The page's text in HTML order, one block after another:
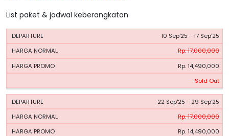
List paket & jadwal keberangkatan
PERIODE
HARGA
10 Sep'25 - 17 Sep'25
Rp. 17,000,000
Rp. 14,490,000
Sold Out
22 Sep'25 - 29 Sep'25
Rp. 17,000,000
Rp. 14,490,000